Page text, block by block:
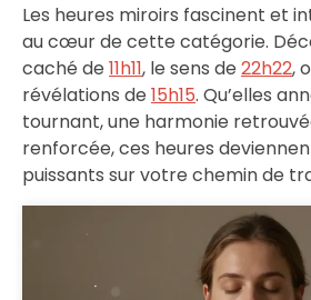
Les heures miroirs fascinent et
au cœur de cette catégorie.
caché de 11h11, le sens de 22h22,
révélations de 15h15. Qu’elles
tournant, une harmonie
renforcée, ces heures
puissants sur votre chemin de